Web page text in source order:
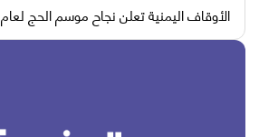
الأوقاف اليمنية تعلن نجاح موسم الحج لعام 1447هـ